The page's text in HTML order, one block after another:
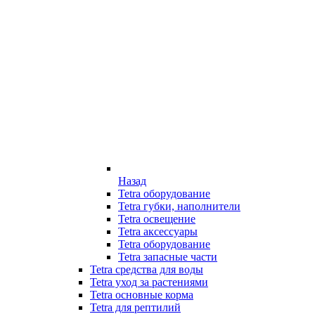
Назад
Tetra оборудование
Tetra губки, наполнители
Tetra освещение
Tetra аксессуары
Tetra оборудование
Tetra запасные части
Tetra средства для воды
Tetra уход за растениями
Tetra основные корма
Tetra для рептилий